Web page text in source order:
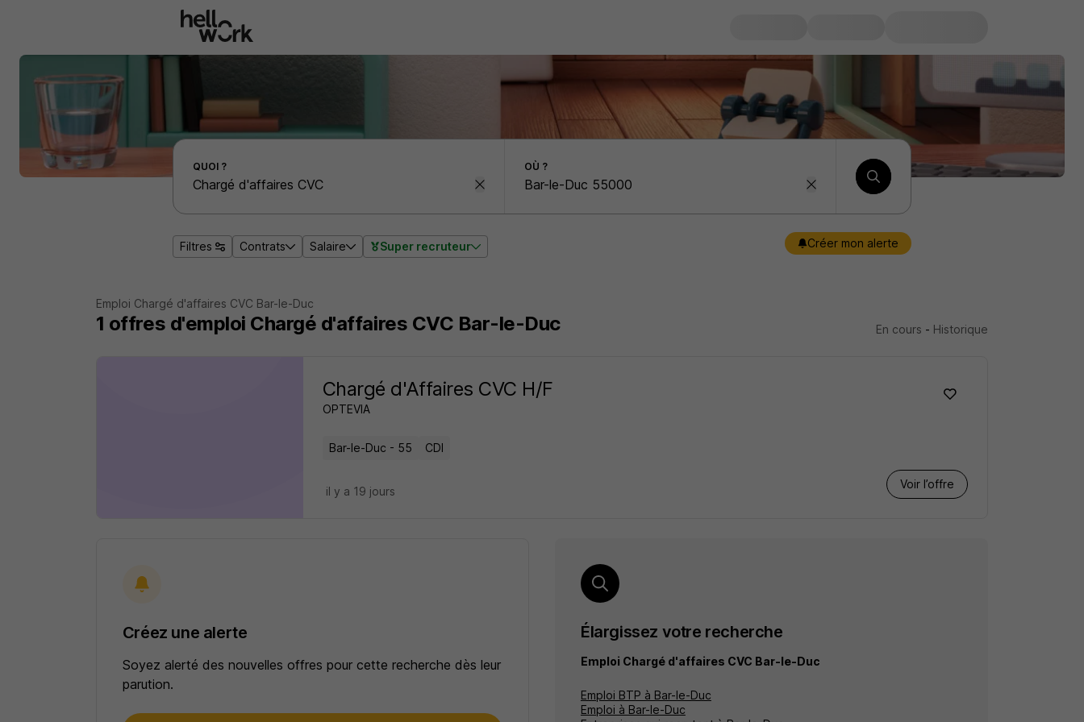
Effectuer une recherche d'emploi par localité
QUOI ? OÙ ?
Filtres Contrats Salaire Super recruteur Créer mon alerte
Emploi Chargé d'affaires CVC Bar-le-Duc
1 offres d'emploi Chargé d'affaires CVC Bar-le-Duc En cours - Historique
Chargé d'Affaires CVC H/F
OPTEVIA
Bar-le-Duc - 55 CDI
Voir l’offre
il y a 19 jours
Créez une alerte
Soyez alerté des nouvelles offres pour cette recherche dès leur
parution.
Élargissez votre recherche
Emploi Chargé d'affaires CVC Bar-le-Duc
Emploi BTP à Bar-le-Duc
Emploi à Bar-le-Duc